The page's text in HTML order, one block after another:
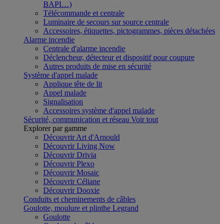
BAPI…)
Télécommande et centrale
Luminaire de secours sur source centrale
Accessoires, étiquettes, pictogrammes, pièces détachées
Alarme incendie
Centrale d'alarme incendie
Déclencheur, détecteur et dispositif pour coupure
Autres produits de mise en sécurité
Système d'appel malade
Applique tête de lit
Appel malade
Signalisation
Accessoires système d'appel malade
Sécurité, communication et réseau Voir tout
Explorer par gamme
Découvrir Art d'Arnould
Découvrir Living Now
Découvrir Drivia
Découvrir Plexo
Découvrir Mosaic
Découvrir Céliane
Découvrir Dooxie
Conduits et cheminements de câbles
Goulotte, moulure et plinthe Legrand
Goulotte